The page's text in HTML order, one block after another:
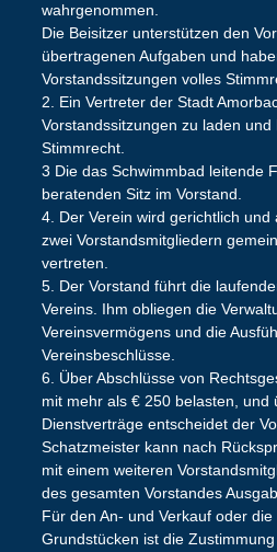
wahrgenommen.
Die Beisitzer unterstützen den
übertragenen Aufgaben und
Vorstandssitzungen volles
2. Ein Vertreter der Stadt
Vorstandssitzungen zu laden und
Stimmrecht.
3 Die das Schwimmbad leitende
beratenden Sitz im Vorstand.
4. Der Verein wird gerichtlich
zwei Vorstandsmitgliedern
vertreten.
5. Der Vorstand führt die
Vereins. Ihm obliegen die
Vereinsvermögens und die
Vereinsbeschlüsse.
6. Über Abschlüsse von
mit mehr als € 250 belasten, und
Dienstverträge entscheidet der
Schatzmeister kann nach
mit einem weiteren
des gesamten Vorstandes
Für den An- und Verkauf oder
Grundstücken ist die